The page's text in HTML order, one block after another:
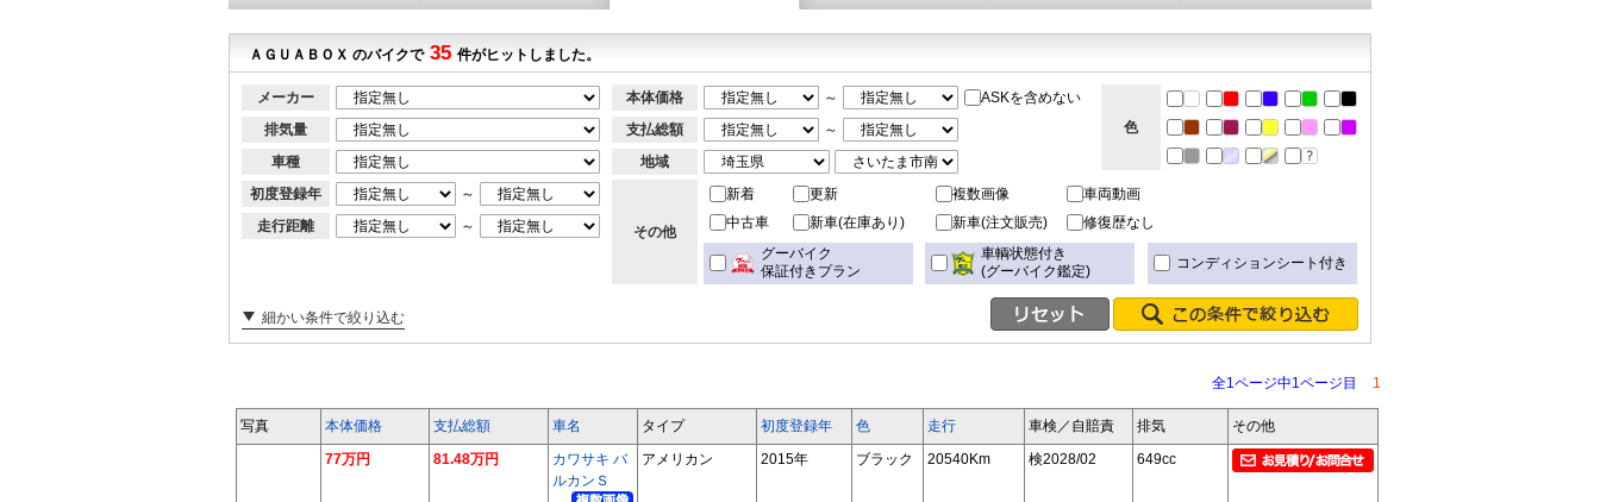
ＡＧＵＡＢＯＸ のバイクで 35 件がヒットしました。
メーカー
排気量
車種
初度登録年
～
走行距離
～
本体価格 ～
ASKを含めない
支払総額
～
地域
色
その他
新着 更新 複数画像
車両動画
中古車
新車(在庫あり) 新車(注文販売)
修復歴なし
グーバイク
保証付きプラン
車輌状態付き
(グーバイク鑑定)
コンディションシート付き
細かい条件で絞り込む
全1ページ中1ページ目 1
写真 本体価格 支払総額 車名 タイプ 初度登録年 色 走行 車検／自賠責 排気
その他
77万円
81.48万円
カワサキ バ
ルカンＳ
アメリカン 2015年 ブラック 20540Km 検2028/02 649cc